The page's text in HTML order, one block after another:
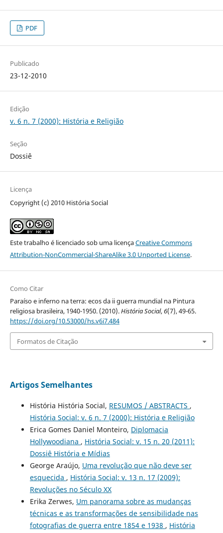
PDF
Publicado
23-12-2010
Edição
v. 6 n. 7 (2000): História e Religião
Seção
Dossiê
Licença
Copyright (c) 2010 História Social
Este trabalho é licenciado sob uma licençaCreative Commons
Attribution-NonCommercial-ShareAlike 3.0 Unported License.
Como Citar
Paraíso e inferno na terra: ecos da ii guerra mundial na Pintura
religiosa brasileira, 1940-1950. (2010).História Social,6(7), 49-65.
https://doi.org/10.53000/hs.v6i7.484
Formatos de Citação
Artigos Semelhantes
História História Social, RESUMOS / ABSTRACTS ,
História Social: v. 6 n. 7 (2000): História e Religião
Erica Gomes Daniel Monteiro, Diplomacia
Hollywoodiana , História Social: v. 15 n. 20 (2011):
Dossiê História e Mídias
George Araújo, Uma revolução que não deve ser
esquecida , História Social: v. 13 n. 17 (2009):
Revoluções no Século XX
Erika Zerwes, Um panorama sobre as mudanças
técnicas e as transformações de sensibilidade nas
fotografias de guerra entre 1854 e 1938 , História